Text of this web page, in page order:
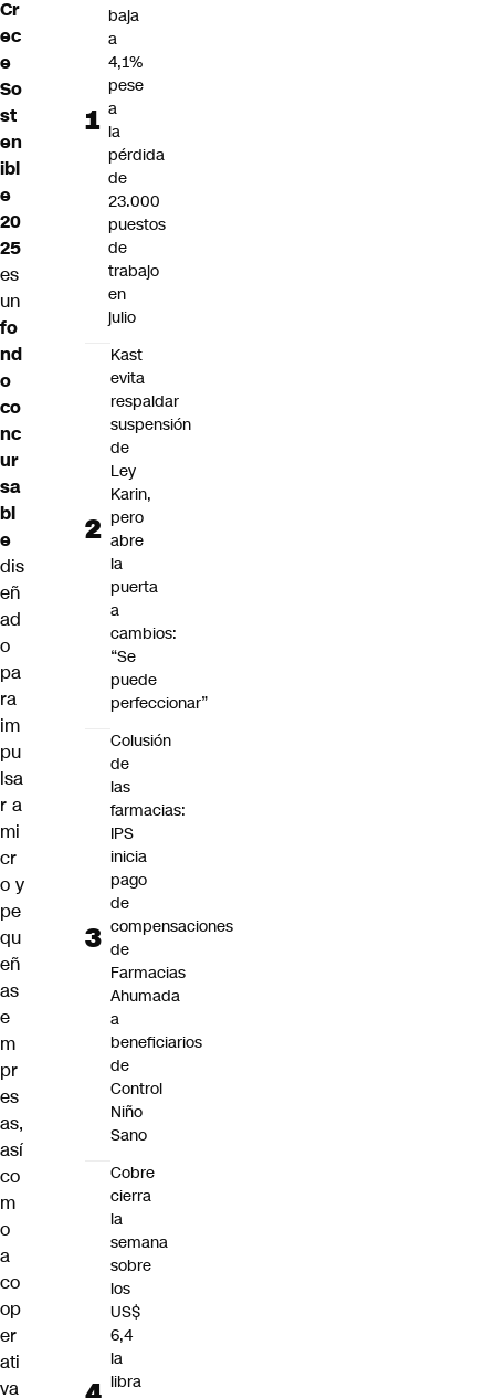
Cr
ec
e
So
st
en
ibl
e
20
25
es
un
fo
nd
o
co
nc
ur
sa
bl
e
dis
eñ
ad
o
pa
ra
im
pu
lsa
r a
mi
cr
o y
pe
qu
eñ
as
e
m
pr
es
as,
así
co
m
o
a
co
op
er
ati
va
baja
a
4,1%
pese
a
la
pérdida
de
23.000
puestos
de
trabajo
en
julio
Kast
evita
respaldar
suspensión
de
Ley
Karin,
pero
abre
la
puerta
a
cambios:
“Se
puede
perfeccionar”
Colusión
de
las
farmacias:
IPS
inicia
pago
de
compensaciones
de
Farmacias
Ahumada
a
beneficiarios
de
Control
Niño
Sano
Cobre
cierra
la
semana
sobre
los
US$
6,4
la
libra